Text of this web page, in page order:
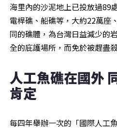
海里內的沙泥地上已投放過89
電桿礁、船礁等，大約22萬座
同的礁體，為台灣日益減少的
全的庇護場所，而免於被趕盡
人工魚礁在國外
肯定
每四年舉辦一次的「國際人工